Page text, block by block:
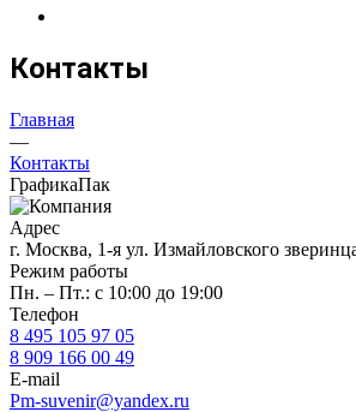
Контакты
Главная
—
Контакты
ГрафикаПак
Адрес
г. Москва, 1-я ул. Измайловского
Режим работы
Пн. – Пт.: с 10:00 до 19:00
Телефон
8 495 105 97 05
8 909 166 00 49
E-mail
Pm-suvenir@yandex.ru